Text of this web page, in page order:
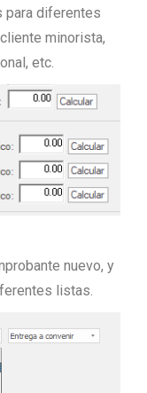
para diferentes
minorista,
etc.
nuevo, y
listas.